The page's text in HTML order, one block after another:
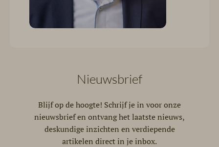
Nieuwsbrief
Blijf op de hoogte! Schrijf je in voor onze
nieuwsbrief en ontvang het laatste nieuws,
deskundige inzichten en verdiepende
artikelen direct in je inbox.